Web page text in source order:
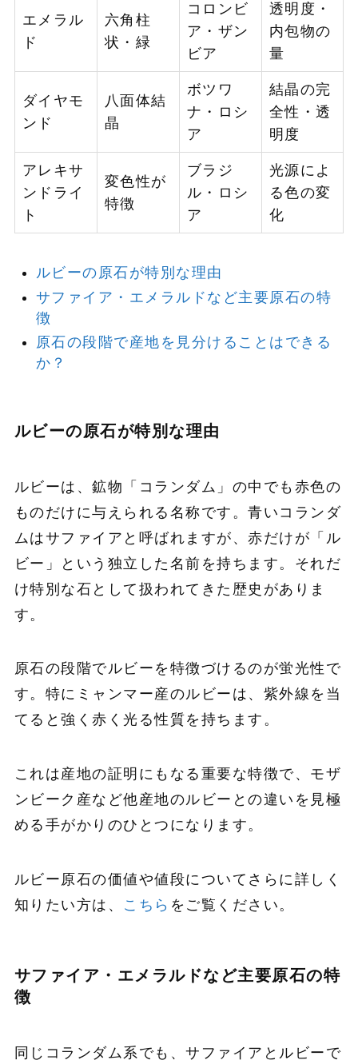
エメラル
ド
六角柱
状・緑
コロンビ
ア・ザン
ビア
透明度・
内包物の
量
ダイヤモ
ンド
八面体結
晶
ボツワ
ナ・ロシ
ア
結晶の完
全性・透
明度
アレキサ
ンドライ
ト
変色性が
特徴
ブラジ
ル・ロシ
ア
光源によ
る色の変
化
ルビーの原石が特別な理由
サファイア・エメラルドなど主要原石の特
徴
原石の段階で産地を見分けることはできる
か？
ルビーの原石が特別な理由
ルビーは、鉱物「コランダム」の中でも赤色の
ものだけに与えられる名称です。青いコランダ
ムはサファイアと呼ばれますが、赤だけが「ル
ビー」という独立した名前を持ちます。それだ
け特別な石として扱われてきた歴史がありま
す。
原石の段階でルビーを特徴づけるのが蛍光性で
す。特にミャンマー産のルビーは、紫外線を当
てると強く赤く光る性質を持ちます。
これは産地の証明にもなる重要な特徴で、モザ
ンビーク産など他産地のルビーとの違いを見極
める手がかりのひとつになります。
ルビー原石の価値や値段についてさらに詳しく
知りたい方は、 こちら をご覧ください。
サファイア・エメラルドなど主要原石の特
徴
同じコランダム系でも、サファイアとルビーで